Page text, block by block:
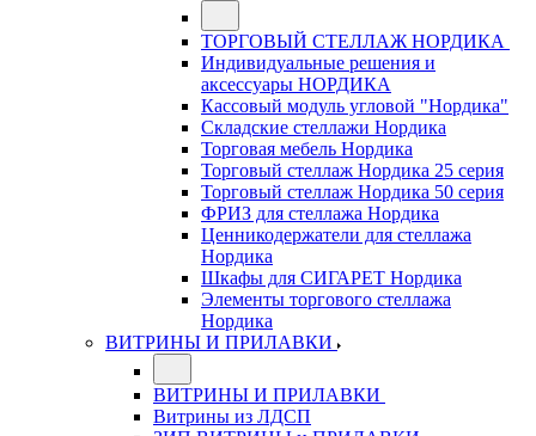
ТОРГОВЫЙ СТЕЛЛАЖ НОРДИКА
Индивидуальные решения и
аксессуары НОРДИКА
Кассовый модуль угловой "Нордика"
Складские стеллажи Нордика
Торговая мебель Нордика
Торговый стеллаж Нордика 25 серия
Торговый стеллаж Нордика 50 серия
ФРИЗ для стеллажа Нордика
Ценникодержатели для стеллажа
Нордика
Шкафы для СИГАРЕТ Нордика
Элементы торгового стеллажа
Нордика
ВИТРИНЫ И ПРИЛАВКИ
ВИТРИНЫ И ПРИЛАВКИ
Витрины из ЛДСП